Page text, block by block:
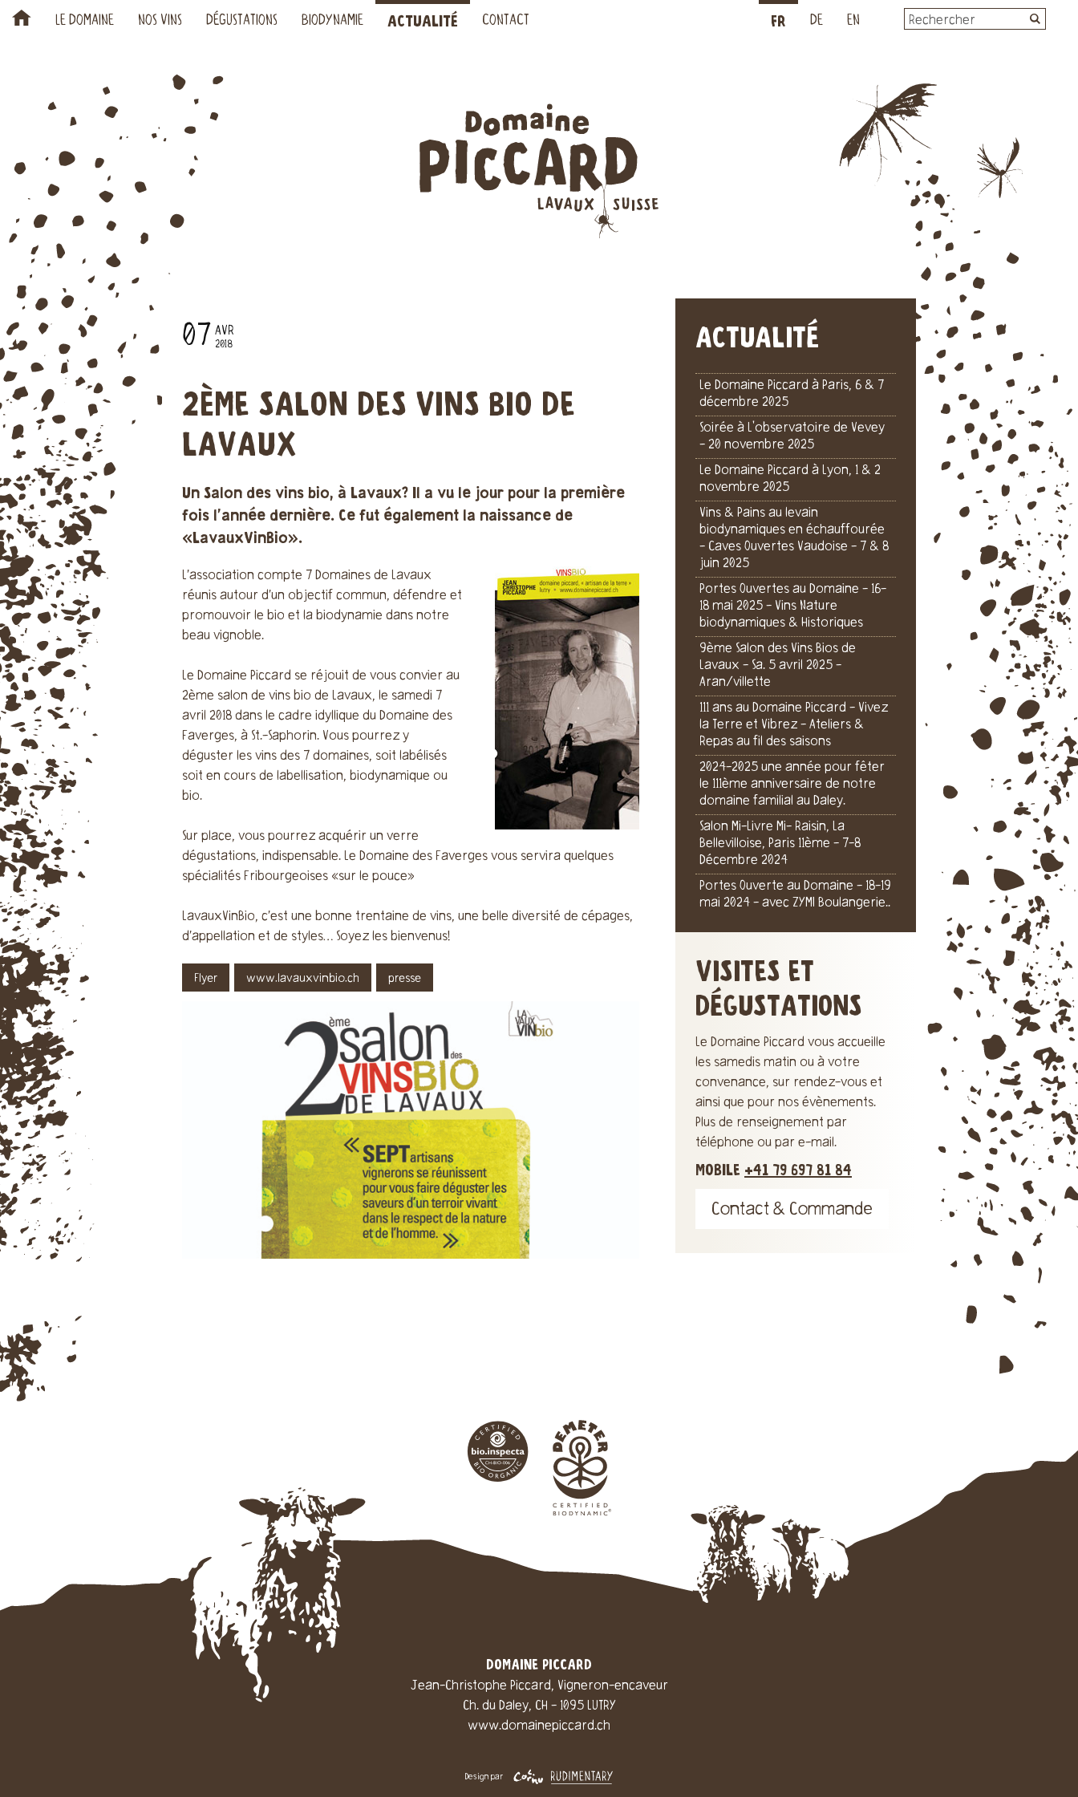
L
H LE DOMAINE NOS VINS DÉGUSTATIONS BIODYNAMIE ACTUALITÉ CONTACT FR DE EN
07 AVR
2018
2ÈME SALON DES VINS BIO DE
LAVAUX
Un Salon des vins bio, à Lavaux? Il a vu le jour pour la première
fois l’année dernière. Ce fut également la naissance de
«LavauxVinBio».
L’association compte 7 Domaines de Lavaux
réunis autour d’un objectif commun, défendre et
promouvoir le bio et la biodynamie dans notre
beau vignoble.
Le Domaine Piccard se réjouit de vous convier au
2ème salon de vins bio de Lavaux, le samedi 7
avril 2018 dans le cadre idyllique du Domaine des
Faverges, à St.-Saphorin. Vous pourrez y
déguster les vins des 7 domaines, soit labélisés
soit en cours de labellisation, biodynamique ou
bio.
Sur place, vous pourrez acquérir un verre
dégustations, indispensable. Le Domaine des Faverges vous servira quelques
spécialités Fribourgeoises «sur le pouce»
LavauxVinBio, c’est une bonne trentaine de vins, une belle diversité de cépages,
d’appellation et de styles… Soyez les bienvenus!
Flyer www.lavauxvinbio.ch presse
ACTUALITÉ
Le Domaine Piccard à Paris, 6 & 7
décembre 2025
Soirée à L'observatoire de Vevey
- 20 novembre 2025
Le Domaine Piccard à Lyon, 1 & 2
novembre 2025
Vins & Pains au levain
biodynamiques en échauffourée
- Caves Ouvertes Vaudoise - 7 & 8
juin 2025
Portes Ouvertes au Domaine - 16-
18 mai 2025 - Vins Nature
biodynamiques & Historiques
9ème Salon des Vins Bios de
Lavaux - Sa. 5 avril 2025 -
Aran/villette
111 ans au Domaine Piccard - Vivez
la Terre et Vibrez - Ateliers &
Repas au fil des saisons
2024-2025 une année pour fêter
le 111ème anniversaire de notre
domaine familial au Daley.
Salon Mi-Livre Mi- Raisin, La
Bellevilloise, Paris 11ème - 7-8
Décembre 2024
Portes Ouverte au Domaine - 18-19
mai 2024 - avec ZYMI Boulangerie..
VISITES ET
DÉGUSTATIONS
Le Domaine Piccard vous accueille
les samedis matin ou à votre
convenance, sur rendez-vous et
ainsi que pour nos évènements.
Plus de renseignement par
téléphone ou par e-mail.
MOBILE +41 79 697 81 84
Contact & Commande
DOMAINE PICCARD
Jean-Christophe Piccard, Vigneron-encaveur
Ch. du Daley, CH - 1095 LUTRY
www.domainepiccard.ch
Design par